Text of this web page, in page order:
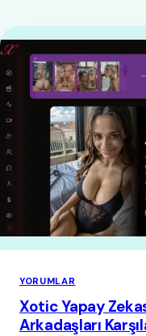
YORUMLAR
Xotic Yapay
Arkadaşları